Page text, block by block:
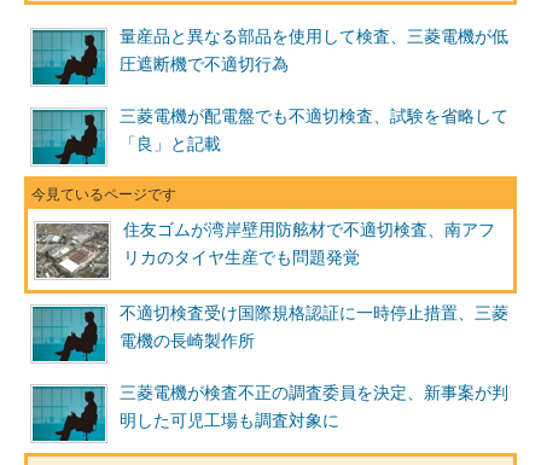
量産品と異なる部品を使用して検査、三菱電機が低
圧遮断機で不適切行為
三菱電機が配電盤でも不適切検査、試験を省略して
「良」と記載
住友ゴムが湾岸壁用防舷材で不適切検査、南アフ
リカのタイヤ生産でも問題発覚
不適切検査受け国際規格認証に一時停止措置、三菱
電機の長崎製作所
三菱電機が検査不正の調査委員を決定、新事案が判
明した可児工場も調査対象に